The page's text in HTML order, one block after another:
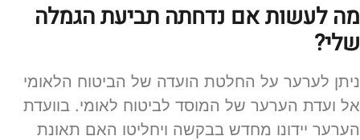
מה לעשות אם נדחתה תביעת הגמלה
שלי?
ניתן לערער על החלטת הועדה של הביטוח הלאומי
אל ועדת הערער של המוסד לביטוח לאומי. בוועדת
הערער יידונו מחדש בבקשה ויחליטו האם תאונת